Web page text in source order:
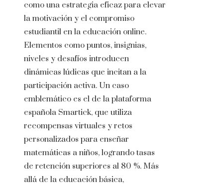
como una estrategia eficaz para elevar
la motivación y el compromiso
estudiantil en la educación online.
Elementos como puntos, insignias,
niveles y desafíos introducen
dinámicas lúdicas que incitan a la
participación activa. Un caso
emblemático es el de la plataforma
española Smartick, que utiliza
recompensas virtuales y retos
personalizados para enseñar
matemáticas a niños, logrando tasas
de retención superiores al 80 %. Más
allá de la educación básica,